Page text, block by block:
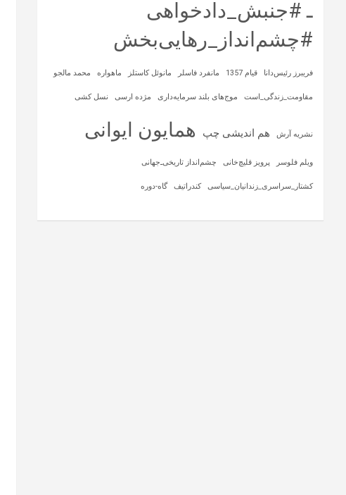
ـ #جنبش_دادخواهی
#چشم‌انداز_رهایی‌بخش
فریبرز رئیس‌دانا قیام 1357 مانفرد فاسلر مانوئل کاستلز ماهواره‌ محمد مالجو
مقاومت_زندگی_است موج‌های بلند سرمایه‌داری مژده ارسی نسل کشی
نشریه آرش هم اندیشی چپ همایون ایوانی
ویلم فلوسر پرویز قلیچ‌خانی چشم‌انداز تاریخی‌ـ‌جهانی
کشتار_سراسری_زندانیان_سیاسی کندراتیف گاه-دوره